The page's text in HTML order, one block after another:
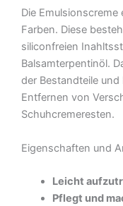
Die
Farben. Diese
siliconfreien
Balsamterpentinöl.
der Bestandteile
Entfernen von
Schuhcremeresten.
Eigenschaften und
Leicht
Pflegt und